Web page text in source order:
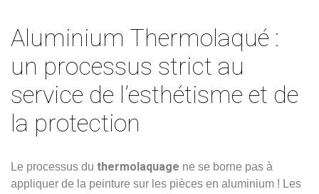
Aluminium Thermolaqué :
un processus strict au
service de l’esthétisme et de
la protection
Le processus du thermolaquage ne se borne pas à
appliquer de la peinture sur les pièces en aluminium ! Les